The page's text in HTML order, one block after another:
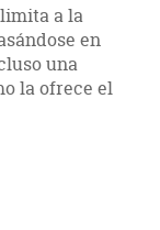
a la
en
una
la ofrece el